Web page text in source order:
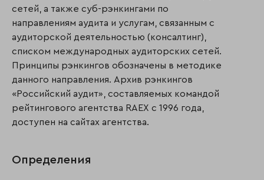
сетей, а также суб-рэнкингами по
направлениям аудита и услугам, связанным с
аудиторской деятельностью (консалтинг),
списком международных аудиторских сетей.
Принципы рэнкингов обозначены в методике
данного направления. Архив рэнкингов
«Российский аудит», составляемых командой
рейтингового агентства RAEX с 1996 года,
доступен на сайтах агентства.
Определения